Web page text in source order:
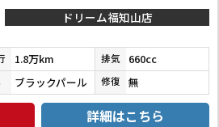
ドリーム福知山店
1.8万km 排気 660cc
ブラックパール 修復 無
詳細はこちら